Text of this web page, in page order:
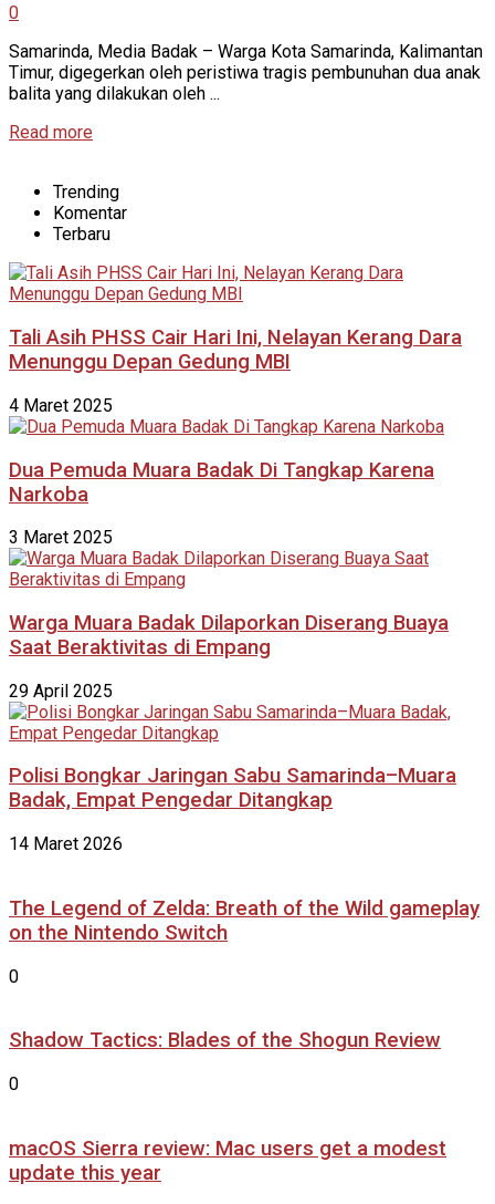
0
Samarinda, Media Badak – Warga Kota Samarinda, Kalimantan
Timur, digegerkan oleh peristiwa tragis pembunuhan dua anak
balita yang dilakukan oleh ...
Read more
Trending
Komentar
Terbaru
Tali Asih PHSS Cair Hari Ini, Nelayan Kerang Dara
Menunggu Depan Gedung MBI
4 Maret 2025
Dua Pemuda Muara Badak Di Tangkap Karena
Narkoba
3 Maret 2025
Warga Muara Badak Dilaporkan Diserang Buaya
Saat Beraktivitas di Empang
29 April 2025
Polisi Bongkar Jaringan Sabu Samarinda–Muara
Badak, Empat Pengedar Ditangkap
14 Maret 2026
The Legend of Zelda: Breath of the Wild gameplay
on the Nintendo Switch
0
Shadow Tactics: Blades of the Shogun Review
0
macOS Sierra review: Mac users get a modest
update this year